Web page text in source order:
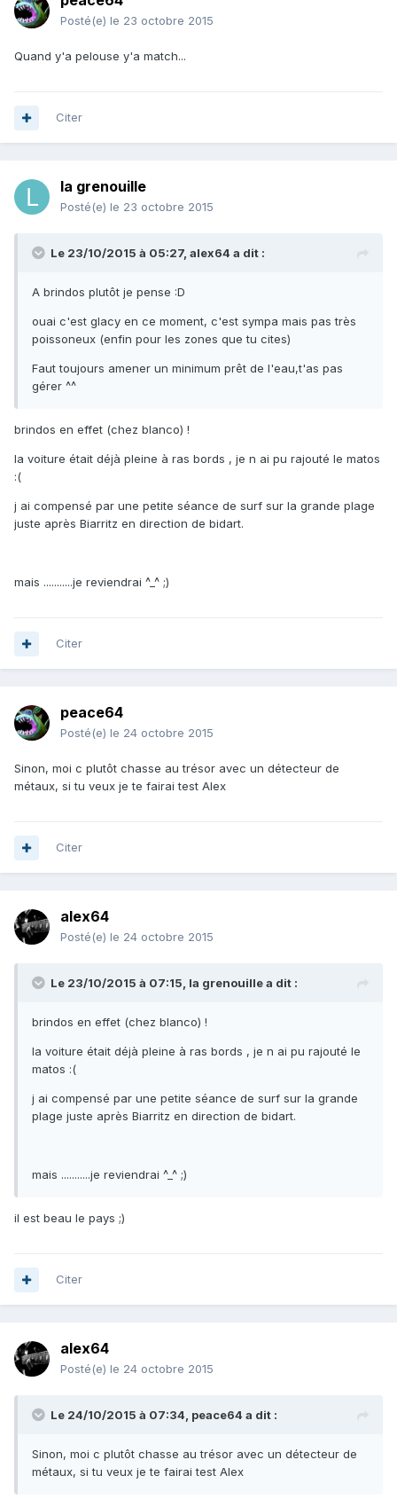
Posté(e) le 23 octobre 2015
Quand y'a pelouse y'a match...
Citer
la grenouille
Posté(e) le 23 octobre 2015
Le 23/10/2015 à 05:27, alex64 a dit :
A brindos plutôt je pense :D
ouai c'est glacy en ce moment, c'est sympa mais pas très
poissoneux (enfin pour les zones que tu cites)
Faut toujours amener un minimum prêt de l'eau,t'as pas
gérer ^^
brindos en effet (chez blanco) !
la voiture était déjà pleine à ras bords , je n ai pu rajouté le matos
:(
j ai compensé par une petite séance de surf sur la grande plage
juste après Biarritz en direction de bidart.
mais ...........je reviendrai ^_^ ;)
Citer
peace64
Posté(e) le 24 octobre 2015
Sinon, moi c plutôt chasse au trésor avec un détecteur de
métaux, si tu veux je te fairai test Alex
Citer
alex64
Posté(e) le 24 octobre 2015
Le 23/10/2015 à 07:15, la grenouille a dit :
brindos en effet (chez blanco) !
la voiture était déjà pleine à ras bords , je n ai pu rajouté le
matos :(
j ai compensé par une petite séance de surf sur la grande
plage juste après Biarritz en direction de bidart.
mais ...........je reviendrai ^_^ ;)
il est beau le pays ;)
Citer
alex64
Posté(e) le 24 octobre 2015
Le 24/10/2015 à 07:34, peace64 a dit :
Sinon, moi c plutôt chasse au trésor avec un détecteur de
métaux, si tu veux je te fairai test Alex